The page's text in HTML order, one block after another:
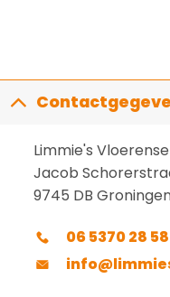
Limmie's
Jacob
9745 DB
06 5370 28 58